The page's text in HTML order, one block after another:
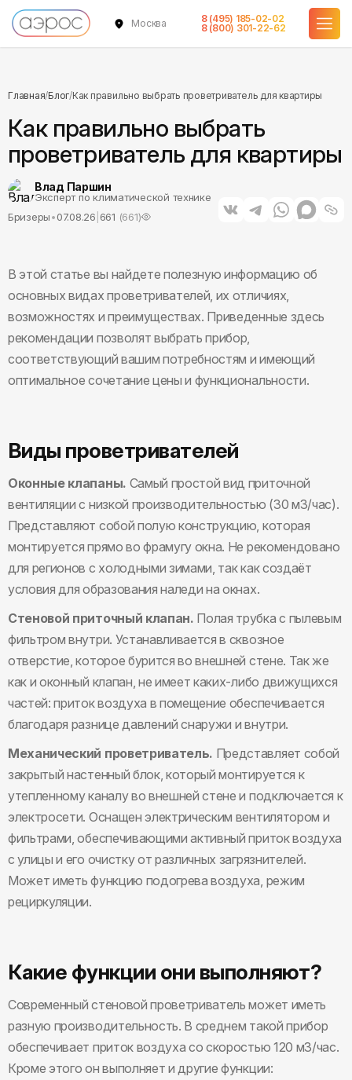
Москва
8 (495) 185-02-02
8 (800) 301-22-62
Главная/Блог/Как правильно выбрать проветриватель для квартиры
Как правильно выбрать
проветриватель для квартиры
Влад Паршин
Эксперт по климатической технике
Бризеры•07.08.26 661 (661)
В этой статье вы найдете полезную информацию об
основных видах проветривателей, их отличиях,
возможностях и преимуществах. Приведенные здесь
рекомендации позволят выбрать прибор,
соответствующий вашим потребностям и имеющий
оптимальное сочетание цены и функциональности.
Виды проветривателей
Оконные клапаны. Самый простой вид приточной
вентиляции с низкой производительностью (30 м3/час).
Представляют собой полую конструкцию, которая
монтируется прямо во фрамугу окна. Не рекомендовано
для регионов с холодными зимами, так как создаёт
условия для образования наледи на окнах.
Стеновой приточный клапан. Полая трубка с пылевым
фильтром внутри. Устанавливается в сквозное
отверстие, которое бурится во внешней стене. Так же
как и оконный клапан, не имеет каких-либо движущихся
частей: приток воздуха в помещение обеспечивается
благодаря разнице давлений снаружи и внутри.
Механический проветриватель. Представляет собой
закрытый настенный блок, который монтируется к
утепленному каналу во внешней стене и подключается к
электросети. Оснащен электрическим вентилятором и
фильтрами, обеспечивающими активный приток воздуха
с улицы и его очистку от различных загрязнителей.
Может иметь функцию подогрева воздуха, режим
рециркуляции.
Какие функции они выполняют?
Современный стеновой проветриватель может иметь
разную производительность. В среднем такой прибор
обеспечивает приток воздуха со скоростью 120 м3/час.
Кроме этого он выполняет и другие функции: